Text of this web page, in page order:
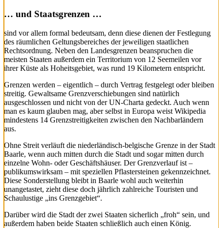
… und Staatsgrenzen …
sind vor allem formal bedeutsam, denn diese dienen der Festlegung
des räumlichen Geltungsbereiches der jeweiligen staatlichen
Rechtsordnung. Neben den Landesgrenzen beanspruchen die
meisten Staaten außerdem ein Territorium von 12 Seemeilen vor
ihrer Küste als Hoheitsgebiet, was rund 19 Kilometern entspricht.
Grenzen werden – eigentlich – durch Vertrag festgelegt oder bleiben
streitig. Gewaltsame Grenzverschiebungen sind natürlich
ausgeschlossen und nicht von der UN-Charta gedeckt. Auch wenn
man es kaum glauben mag, aber selbst in Europa weist Wikipedia
mindestens 14 Grenzstreitigkeiten zwischen den Nachbarländern
aus.
Ohne Streit verläuft die niederländisch-belgische Grenze in der Stadt
Baarle, wenn auch mitten durch die Stadt und sogar mitten durch
einzelne Wohn- oder Geschäftshäuser. Der Grenzverlauf ist –
publikumswirksam – mit speziellen Pflastersteinen gekennzeichnet.
Diese Sonderstellung bleibt in Baarle wohl auch weiterhin
unangetastet, zieht diese doch jährlich zahlreiche Touristen und
Schaulustige „ins Grenzgebiet“.
Darüber wird die Stadt der zwei Staaten sicherlich „froh“ sein, und
außerdem haben beide Staaten schließlich auch einen König.